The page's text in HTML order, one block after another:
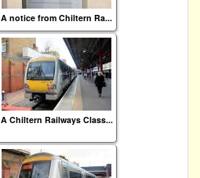
A notice from Chiltern Ra...
A Chiltern Railways Class...